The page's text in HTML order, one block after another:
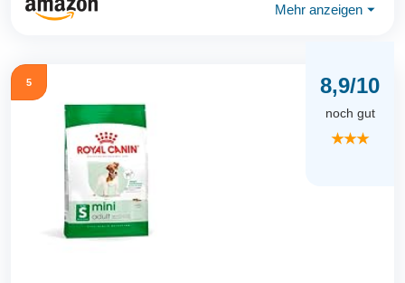
Mehr anzeigen ⏷
5 8,9/10
noch gut
★★★